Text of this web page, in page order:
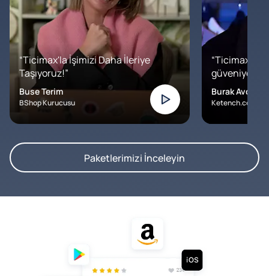
“Ticimax'la İşimizi Daha İleriye
Taşıyoruz!”
Buse Terim
BShop Kurucusu
“Ticimax'a
Burak Avcılar
Ketench.com –
Paketlerimizi İnceleyin